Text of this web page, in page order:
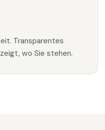
Transparentes
wo Sie stehen.